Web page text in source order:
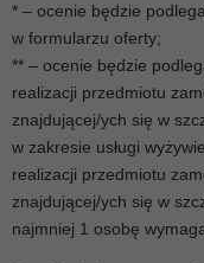
* – ocenie będzie
w formularzu oferty;
** – ocenie będzie
realizacji przedmiotu
znajdującej/ych się w
w zakresie usługi
realizacji przedmiotu
znajdującej/ych się w
najmniej 1 osobę